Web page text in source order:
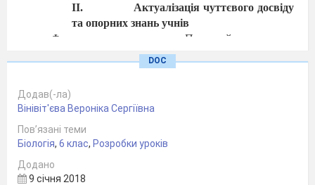
II.
Актуалізація чуттєвого досвіду
та опорних знань учнів
Фронтальне опитування. Пригадайте, що таке
клітина. Назвіть складові клітини рослини.
клітини; б) внутрішній вміст клітини, за винятком ядра.
2. Непостійні структури клітини – це: а) органели; б)
включення.
3. Клітинна оболонка входить до складу клітин: а)
рослин; б) тварин.
4. Укажіть складові клітини, які забезпечують передачу
DOC
Додав(-ла)
Вінівіт'єва Вероніка Сергіївна
Пов’язані теми
Біологія, 6 клас, Розробки уроків
Додано
9 січня 2018